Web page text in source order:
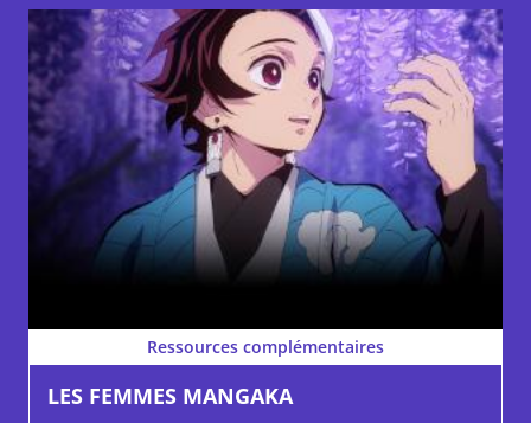
Ressources complémentaires
LES FEMMES MANGAKA